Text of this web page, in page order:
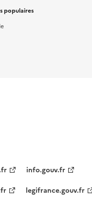
populaires
info.gouv.fr
legifrance.gouv.fr